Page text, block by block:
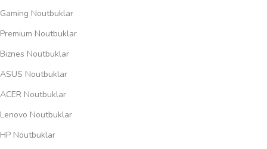
Gaming Noutbuklar
Premium Noutbuklar
Biznes Noutbuklar
ASUS Noutbuklar
ACER Noutbuklar
Lenovo Noutbuklar
HP Noutbuklar